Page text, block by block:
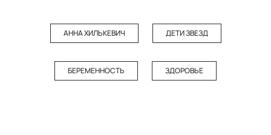
АННА ХИЛЬКЕВИЧ ДЕТИ ЗВЕЗД
БЕРЕМЕННОСТЬ ЗДОРОВЬЕ